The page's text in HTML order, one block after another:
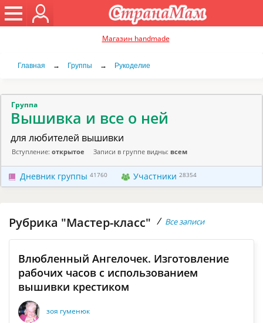
Магазин handmade
Главная → Группы → Рукоделие
Группа
Вышивка и все о ней
для любителей вышивки
Вступление: открытое Записи в группе видны: всем
Дневник группы 41760 Участники 28354
Рубрика "Мастер-класс" / Все записи
Влюбленный Ангелочек. Изготовление
рабочих часов с использованием
вышивки крестиком
зоя гуменюк